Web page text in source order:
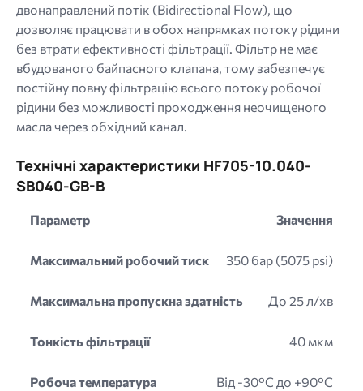
двонаправлений потік (Bidirectional Flow), що
дозволяє працювати в обох напрямках потоку рідини
без втрати ефективності фільтрації. Фільтр не має
вбудованого байпасного клапана, тому забезпечує
постійну повну фільтрацію всього потоку робочої
рідини без можливості проходження неочищеного
масла через обхідний канал.
Технічні характеристики HF705-10.040-
SB040-GB-B
Параметр Значення
Максимальний робочий тиск 350 бар (5075 psi)
Максимальна пропускна здатність До 25 л/хв
Тонкість фільтрації 40 мкм
Робоча температура Від -30°C до +90°C